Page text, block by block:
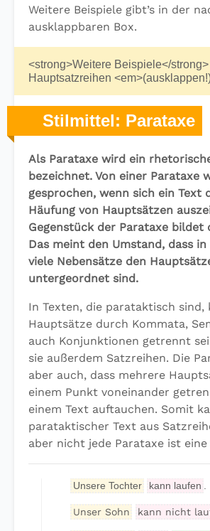
Weitere Beispiele gibt’s in der
ausklappbaren Box.
<strong>Weitere Beispiele</
Hauptsatzreihen
Stilmittel: Parataxe
Als Parataxe wird ein
bezeichnet. Von einer Parataxe
gesprochen, wenn sich ein Text
Häufung von Hauptsätzen
Gegenstück der Parataxe bildet
Das meint den Umstand, dass in
viele Nebensätze den
untergeordnet sind.
In Texten, die parataktisch sind,
Hauptsätze durch Kommata,
auch Konjunktionen getrennt
sie außerdem Satzreihen. Die
aber auch, dass mehrere
einem Punkt voneinander
einem Text auftauchen. Somit
parataktischer Text aus
aber nicht jede Parataxe ist eine
Unsere Tochter kann laufen
Unser Sohn kann nicht